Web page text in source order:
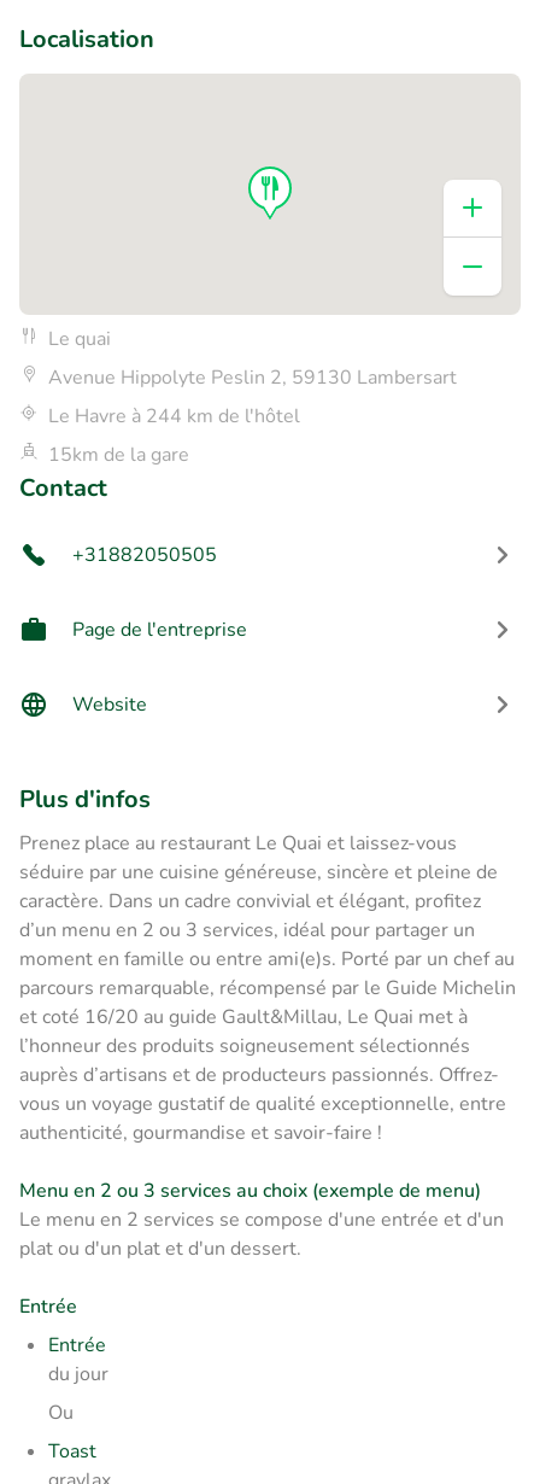
Localisation
Le quai
Avenue Hippolyte Peslin 2, 59130 Lambersart
Le Havre à 244 km de l'hôtel
15km de la gare
Contact
+31882050505
Page de l'entreprise
Website
Plus d'infos
Prenez place au restaurant Le Quai et laissez-vous
séduire par une cuisine généreuse, sincère et pleine de
caractère. Dans un cadre convivial et élégant, profitez
d’un menu en 2 ou 3 services, idéal pour partager un
moment en famille ou entre ami(e)s. Porté par un chef au
parcours remarquable, récompensé par le Guide Michelin
et coté 16/20 au guide Gault&Millau, Le Quai met à
l’honneur des produits soigneusement sélectionnés
auprès d’artisans et de producteurs passionnés. Offrez-
vous un voyage gustatif de qualité exceptionnelle, entre
authenticité, gourmandise et savoir-faire !
Menu en 2 ou 3 services au choix (exemple de menu)
Le menu en 2 services se compose d'une entrée et d'un
plat ou d'un plat et d'un dessert.
Entrée
Entrée
du jour
Ou
Toast